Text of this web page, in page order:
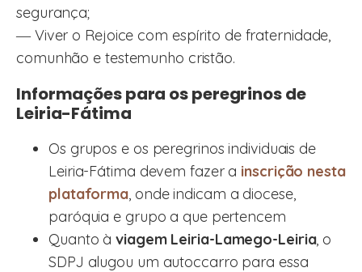
segurança;
― Viver o Rejoice com espírito de fraternidade,
comunhão e testemunho cristão.
Informações para os peregrinos de
Leiria-Fátima
Os grupos e os peregrinos individuais de
Leiria-Fátima devem fazer a inscrição nesta
plataforma, onde indicam a diocese,
paróquia e grupo a que pertencem
Quanto àviagem Leiria-Lamego-Leiria, o
SDPJ alugou um autoccarro para essa